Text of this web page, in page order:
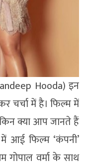
Hooda) इन
चर्चा में है। फिल्म में
क्या आप जानते हैं
आई फिल्म ‘कंपनी’
गोपाल वर्मा के साथ